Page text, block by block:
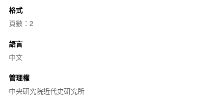
格式
頁數：2
語言
中文
管理權
中央研究院近代史研究所